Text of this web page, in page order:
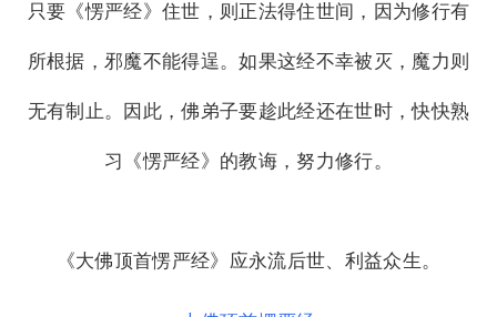
只要《愣严经》住世，则正法得住世间，因为修行有
所根据，邪魔不能得逞。如果这经不幸被灭，魔力则
无有制止。因此，佛弟子要趁此经还在世时，快快熟
习《愣严经》的教诲，努力修行。
《大佛顶首愣严经》应永流后世、利益众生。